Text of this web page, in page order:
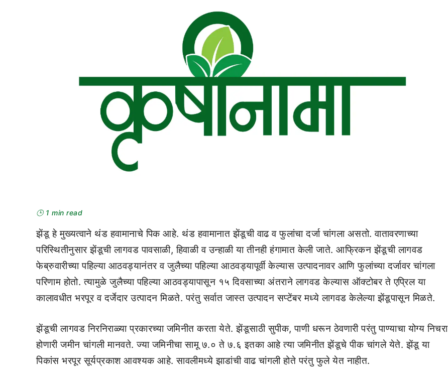
🕒 1 min read
झेंडू हे मुख्यत्वाने थंड हवामानाचे पिक आहे. थंड हवामानात झेंडूची वाढ व फुलांचा दर्जा चांगला असतो. वातावरणाच्या
परिस्थितीनुसार झेंडूची लागवड पावसाळी, हिवाळी व उन्हाळी या तीनही हंगामात केली जाते. आफ्रिकन झेंडूची लागवड
फेब्रुवारीच्या पहिल्या आठवड्यानंतर व जुलैच्या पहिल्या आठवड्यापूर्वी केल्यास उत्पादनावर आणि फुलांच्या दर्जावर चांगला
परिणाम होतो. त्यामुळे जुलैच्या पहिल्या आठवड्यापासून १५ दिवसाच्या अंतराने लागवड केल्यास ऑक्टोबर ते एप्रिल या
कालावधीत भरपूर व दर्जेदार उत्पादन मिळते. परंतु सर्वात जास्त उत्पादन सप्टेंबर मध्ये लागवड केलेल्या झेंडूपासून मिळते.
झेंडूची लागवड निरनिराळ्या प्रकारच्या जमिनीत करता येते. झेंडूसाठी सुपीक, पाणी धरून ठेवणारी परंतु पाण्याचा योग्य निचरा
होणारी जमीन चांगली मानवते. ज्या जमिनीचा सामू ७.० ते ७.६ इतका आहे त्या जमिनीत झेंडूचे पीक चांगले येते. झेंडू या
पिकांस भरपूर सूर्यप्रकाश आवश्यक आहे. सावलीमध्ये झाडांची वाढ चांगली होते परंतु फुले येत नाहीत.